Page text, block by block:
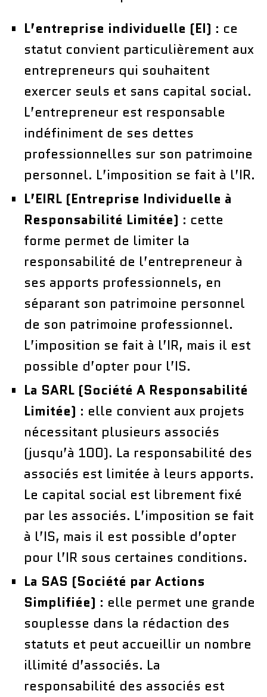
L’entreprise individuelle (EI) : ce
statut convient particulièrement aux
entrepreneurs qui souhaitent
exercer seuls et sans capital social.
L’entrepreneur est responsable
indéfiniment de ses dettes
professionnelles sur son patrimoine
personnel. L’imposition se fait à l’IR.
L’EIRL (Entreprise Individuelle à
Responsabilité Limitée) : cette
forme permet de limiter la
responsabilité de l’entrepreneur à
ses apports professionnels, en
séparant son patrimoine personnel
de son patrimoine professionnel.
L’imposition se fait à l’IR, mais il est
possible d’opter pour l’IS.
La SARL (Société A Responsabilité
Limitée) : elle convient aux projets
nécessitant plusieurs associés
(jusqu’à 100). La responsabilité des
associés est limitée à leurs apports.
Le capital social est librement fixé
par les associés. L’imposition se fait
à l’IS, mais il est possible d’opter
pour l’IR sous certaines conditions.
La SAS (Société par Actions
Simplifiée) : elle permet une grande
souplesse dans la rédaction des
statuts et peut accueillir un nombre
illimité d’associés. La
responsabilité des associés est